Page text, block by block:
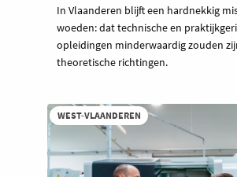
In Vlaanderen blijft een hardnekkig
woeden: dat technische en
opleidingen minderwaardig zouden
theoretische richtingen.
WEST-VLAANDEREN